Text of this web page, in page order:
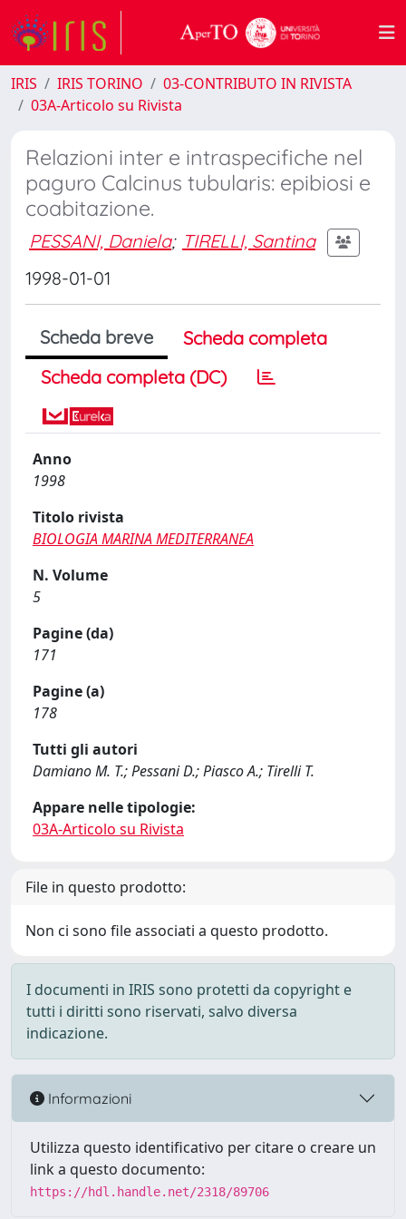
IRIS IRIS TORINO
03-CONTRIBUTO IN RIVISTA
03A-Articolo su Rivista
Relazioni inter e intraspecifiche nel
paguro Calcinus tubularis: epibiosi e
coabitazione.
PESSANI, Daniela; TIRELLI, Santina
1998-01-01
Scheda breve
Scheda completa
Scheda completa (DC)
Anno
1998
Titolo rivista
BIOLOGIA MARINA MEDITERRANEA
N. Volume
5
Pagine (da)
171
Pagine (a)
178
Tutti gli autori
Damiano M. T.; Pessani D.; Piasco A.; Tirelli T.
Appare nelle tipologie:
03A-Articolo su Rivista
File in questo prodotto:
Non ci sono file associati a questo prodotto.
I documenti in IRIS sono protetti da copyright e
tutti i diritti sono riservati, salvo diversa
indicazione.
Informazioni
Utilizza questo identificativo per citare o creare un
link a questo documento:
https://hdl.handle.net/2318/89706